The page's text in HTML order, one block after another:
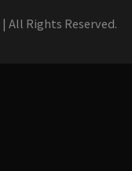
| All Rights Reserved.